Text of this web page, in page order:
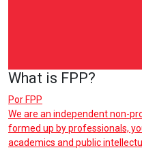
What is FPP?
Por FPP
We are an independent non-
formed up by professionals,
academics and public